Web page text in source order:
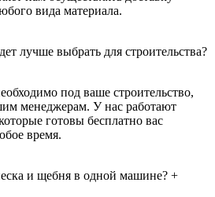
вида материала.
лучше выбрать для строительства?
под ваше строительство,
менеджерам. У нас работают
готовы бесплатно вас
время.
и щебня в одной машине? +